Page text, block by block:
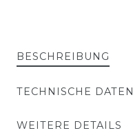
BESCHREIBUNG
TECHNISCHE DATEN
WEITERE DETAILS